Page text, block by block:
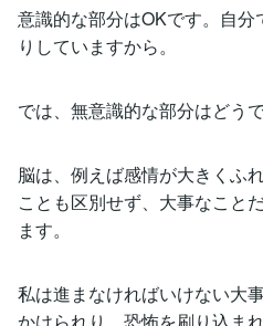
意識的な部分はOKです。自分
りしていますから。
では、無意識的な部分はどうで
脳は、例えば感情が大きくふ
ことも区別せず、大事なこと
ます。
私は進まなければいけない大
かけられり、恐怖を刷り込ま